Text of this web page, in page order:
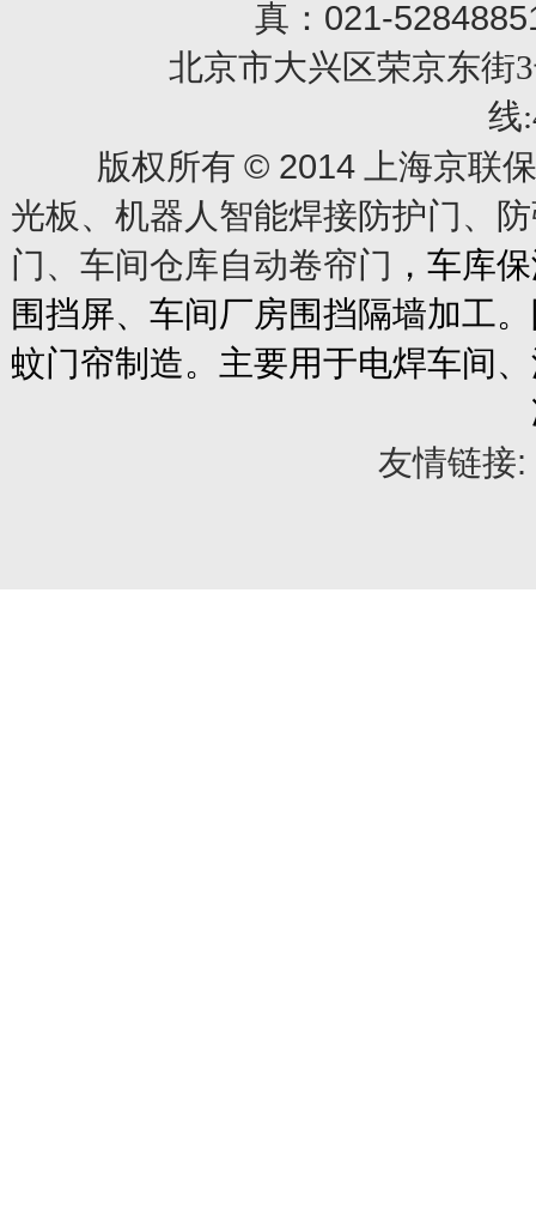
真： 021-
北京市大兴区荣京东街3
线
版权所有 © 2014上海京联
光板、机器人智能焊接防护门、
门、车间仓库自动卷帘门 ，车库
围挡屏、车间厂房围挡隔墙加工
蚊门帘制造。主要用于电焊车间
友情链接: